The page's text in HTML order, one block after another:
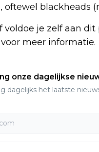
oftewel blackheads
voldoe je zelf aan dit
meer informatie.
onze dagelijkse
dagelijks het laatste